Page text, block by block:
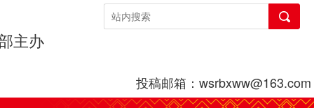
主办
投稿邮箱：wsrbxww@163.com